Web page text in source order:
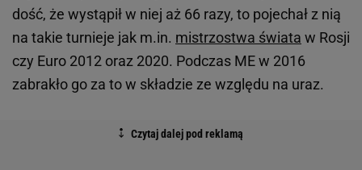
dość, że wystąpił w niej aż 66 razy, to pojechał z nią
na takie turnieje jak m.in. mistrzostwa świata w Rosji
czy Euro 2012 oraz 2020. Podczas ME w 2016
zabrakło go za to w składzie ze względu na uraz.